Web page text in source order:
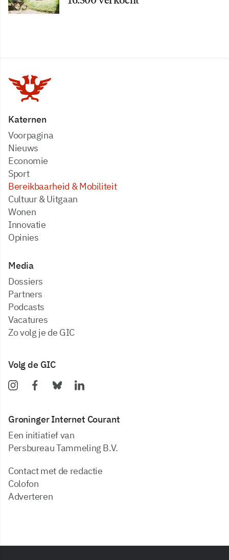
Katernen
Voorpagina
Nieuws
Economie
Sport
Bereikbaarheid & Mobiliteit
Cultuur & Uitgaan
Wonen
Innovatie
Opinies
Media
dossiers
partners
podcasts
vacatures
zo volg je de GIC
Volg de GIC
Groninger Internet Courant
Een initiatief van
Persbureau Tammeling B.V.
Contact met de redactie
Colofon
Adverteren